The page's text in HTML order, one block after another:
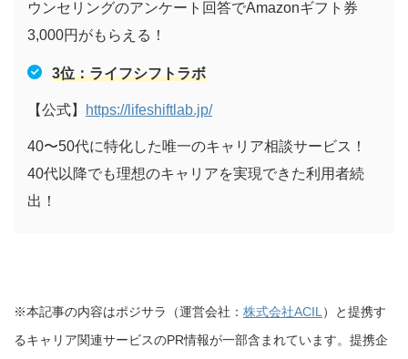
ウンセリングのアンケート回答でAmazonギフト券
3,000円がもらえる！
3位：ライフシフトラボ
【公式】 https://lifeshiftlab.jp/
40〜50代に特化した唯一のキャリア相談サービス！
40代以降でも理想のキャリアを実現できた利用者続
出！
※本記事の内容はポジサラ（運営会社： 株式会社ACIL ）と提携す
るキャリア関連サービスのPR情報が一部含まれています。提携企